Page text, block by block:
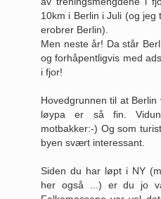
10km i Berlin i Juli (og jeg
erobrer Berlin).
Men neste år! Da står
og forhåpentligvis med
i fjor!
Hovedgrunnen til at
løypa er så fin.
motbakker:-) Og som
byen svært interessant.
Siden du har løpt i NY
her også ...) er du jo